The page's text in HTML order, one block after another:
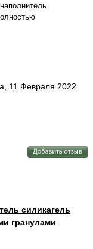
11 Февраля 2022
силикагель
гранулами